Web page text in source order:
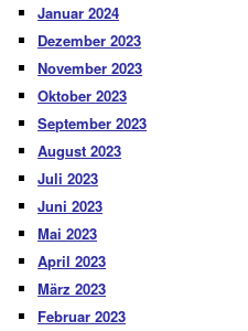
Januar 2024
Dezember 2023
November 2023
Oktober 2023
September 2023
August 2023
Juli 2023
Juni 2023
Mai 2023
April 2023
März 2023
Februar 2023